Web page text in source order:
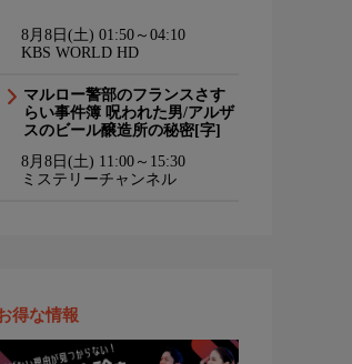
8月8日(土) 01:50～04:10
KBS WORLD HD
マルロー警部のフランスさす
らい事件簿 呪われた男/アルザ
スのビール醸造所の秘密[字]
8月8日(土) 11:00～15:30
ミステリーチャンネル
得な情報